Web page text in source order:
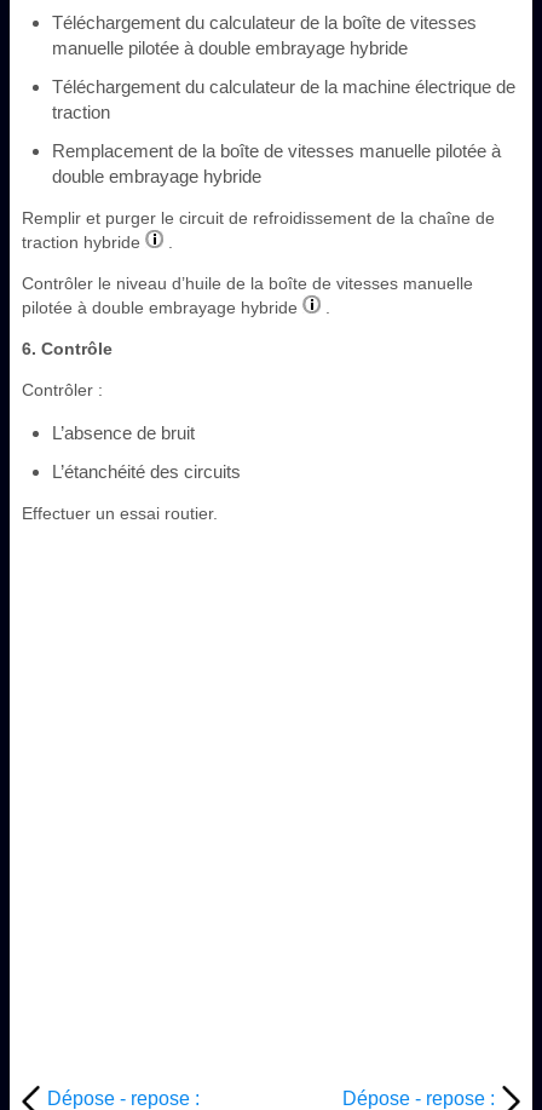
Téléchargement du calculateur de la boîte de vitesses
manuelle pilotée à double embrayage hybride
Téléchargement du calculateur de la machine électrique de
traction
Remplacement de la boîte de vitesses manuelle pilotée à
double embrayage hybride
Remplir et purger le circuit de refroidissement de la chaîne de
traction hybride
Contrôler le niveau d’huile de la boîte de vitesses manuelle
pilotée à double embrayage hybride
6. Contrôle
Contrôler :
L’absence de bruit
L’étanchéité des circuits
Effectuer un essai routier.
Dépose - repose :
Dépose - repose :